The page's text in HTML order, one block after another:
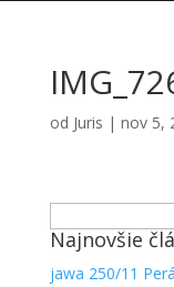
od Juris | nov 5,
Najnovšie
jawa 250/11